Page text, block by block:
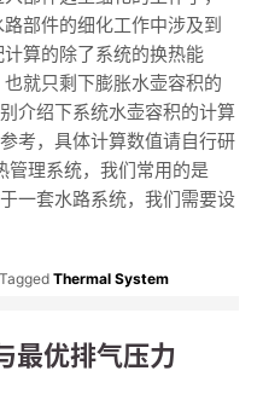
路部件的细化工作中涉及到
计算的除了系统的换热能
也就只剩下膨胀水壶容积的
介绍下系统水壶容积的计算
考，具体计算数值请自行研
管理系统，我们常用的是
一套水路系统，我们需要设
Tagged Thermal System
最优排气压力